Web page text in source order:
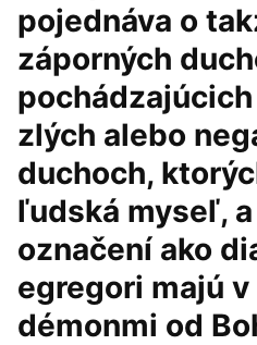
pojednáva o
záporných
pochádzajúcich
zlých alebo
duchoch,
ľudská myseľ,
označení ako
egregori majú
démonmi od